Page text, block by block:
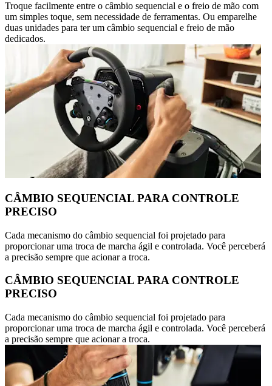
Troque facilmente entre o câmbio sequencial e o freio de mão com
um simples toque, sem necessidade de ferramentas. Ou emparelhe
duas unidades para ter um câmbio sequencial e freio de mão
dedicados.
CÂMBIO SEQUENCIAL PARA CONTROLE
PRECISO
Cada mecanismo do câmbio sequencial foi projetado para
proporcionar uma troca de marcha ágil e controlada. Você perceberá
a precisão sempre que acionar a troca.
CÂMBIO SEQUENCIAL PARA CONTROLE
PRECISO
Cada mecanismo do câmbio sequencial foi projetado para
proporcionar uma troca de marcha ágil e controlada. Você perceberá
a precisão sempre que acionar a troca.